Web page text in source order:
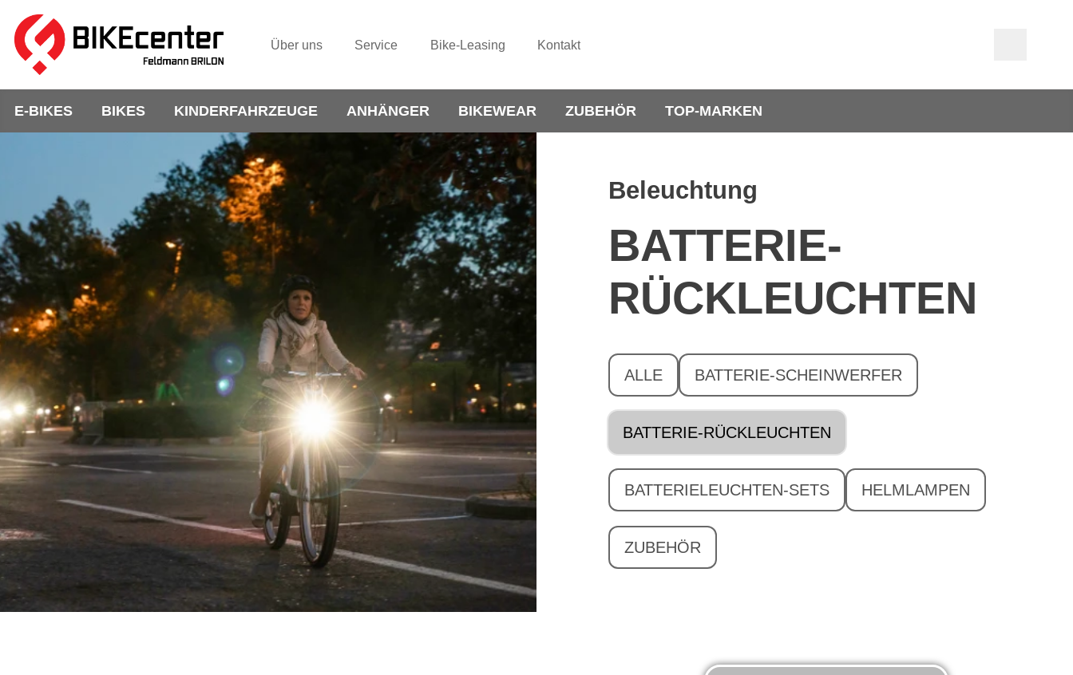
Über uns Service Bike-Leasing Kontakt
E-BIKES BIKES KINDERFAHRZEUGE ANHÄNGER BIKEWEAR ZUBEHÖR TOP-MARKEN
Beleuchtung
BATTERIE-
RÜCKLEUCHTEN
ALLE BATTERIE-SCHEINWERFER
BATTERIE-RÜCKLEUCHTEN
BATTERIELEUCHTEN-SETS HELMLAMPEN
ZUBEHÖR